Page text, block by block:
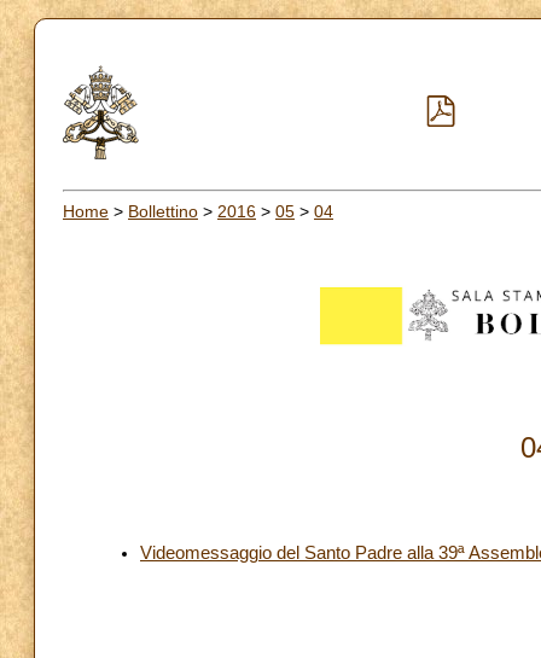
Home > Bollettino > 2016 > 05 > 04
Videomessaggio del Santo Padre alla 39ª